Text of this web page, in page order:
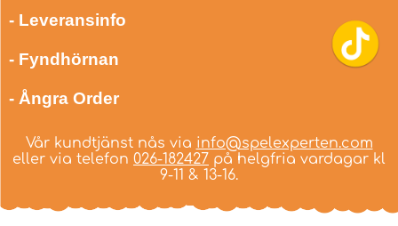
- Leveransinfo
- Fyndhörnan
- Ångra Order
Vår kundtjänst nås via info@spelexperten.com
eller via telefon 026-182427 på helgfria vardagar kl
9-11 & 13-16.